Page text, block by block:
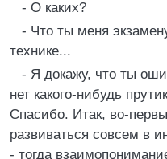
- О каких?
- Что ты меня
технике...
- Я докажу, что ты
нет какого-нибудь
Спасибо. Итак, во-
развиваться совсем в
- тогда